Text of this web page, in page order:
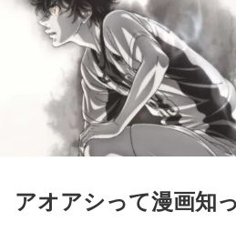
アオアシって漫画知